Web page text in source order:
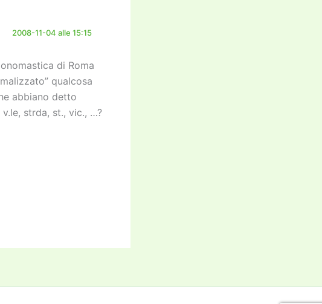
2008-11-04 alle 15:15
di Roma
qualcosa
abbiano detto
v.le, strda, st., vic., …?